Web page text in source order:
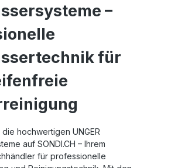
–
für
die hochwertigen UNGER
auf SONDI.CH – Ihrem
für professionelle